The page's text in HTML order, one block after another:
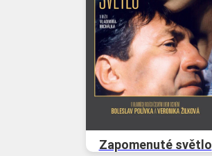
Zapomenuté světlo